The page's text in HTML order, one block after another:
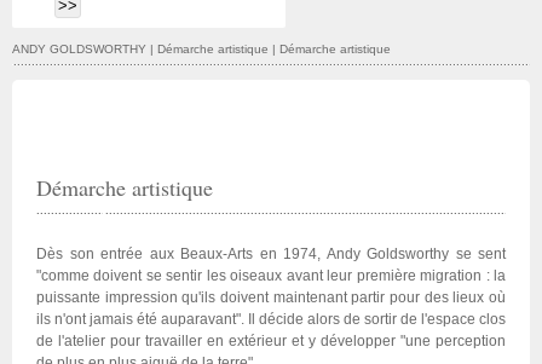
ANDY GOLDSWORTHY | Démarche artistique | Démarche artistique
Démarche artistique
Dès son entrée aux Beaux-Arts en 1974, Andy Goldsworthy se sent
"comme doivent se sentir les oiseaux avant leur première migration : la
puissante impression qu'ils doivent maintenant partir pour des lieux où
ils n'ont jamais été auparavant". Il décide alors de sortir de l'espace clos
de l'atelier pour travailler en extérieur et y développer "une perception